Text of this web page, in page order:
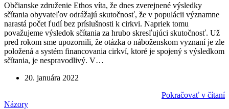
Občianske združenie Ethos víta, že dnes zverejnené výsledky
sčítania obyvateľov odrážajú skutočnosť, že v populácii významne
narastá počet ľudí bez príslušnosti k cirkvi. Napriek tomu
považujeme výsledok sčítania za hrubo skresľujúci skutočnosť. Už
pred rokom sme upozornili, že otázka o náboženskom vyznaní je zle
položená a systém financovania cirkví, ktoré je spojený s výsledkom
sčítania, je nespravodlivý. V…
20. januára 2022
Pokračovať v čítaní
Názory